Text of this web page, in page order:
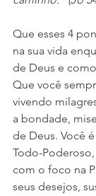
Que esses 4
na sua vida
de Deus e
Que você
vivendo
a bondade,
de Deus. Você
Todo-
com o foco na
seus desejos,